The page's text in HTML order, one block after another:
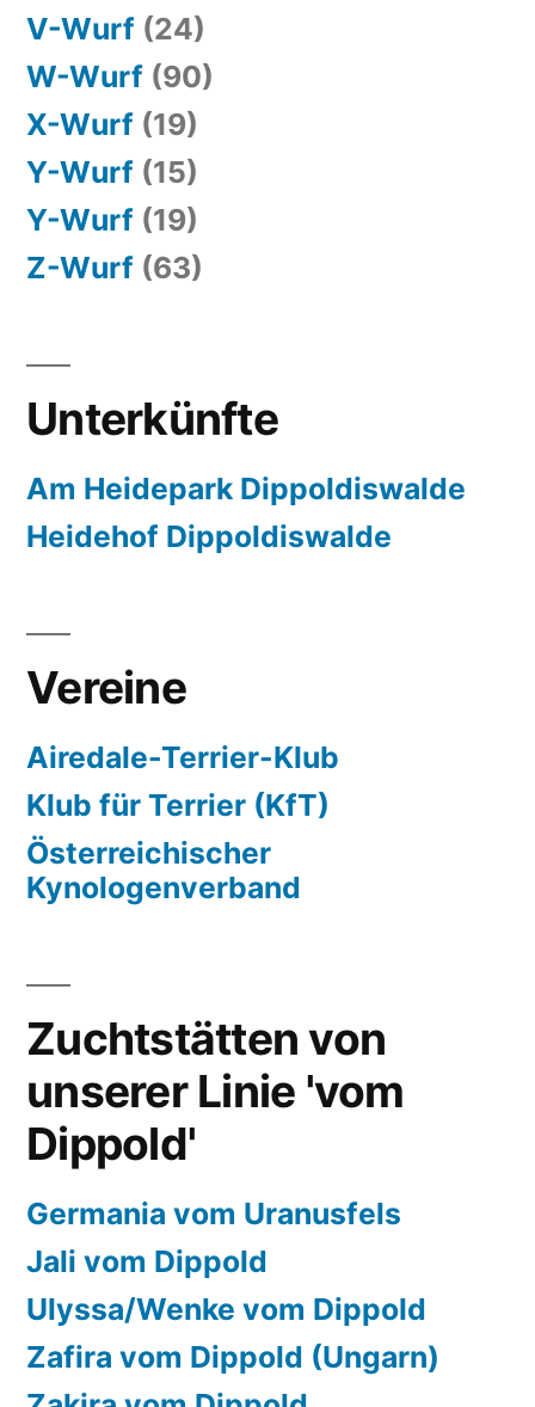
V-Wurf (24)
W-Wurf (90)
X-Wurf (19)
Y-Wurf (15)
Y-Wurf (19)
Z-Wurf (63)
Unterkünfte
Am Heidepark Dippoldiswalde
Heidehof Dippoldiswalde
Vereine
Airedale-Terrier-Klub
Klub für Terrier (KfT)
Österreichischer
Kynologenverband
Zuchtstätten von
unserer Linie 'vom
Dippold'
Germania vom Uranusfels
Jali vom Dippold
Ulyssa/Wenke vom Dippold
Zafira vom Dippold (Ungarn)